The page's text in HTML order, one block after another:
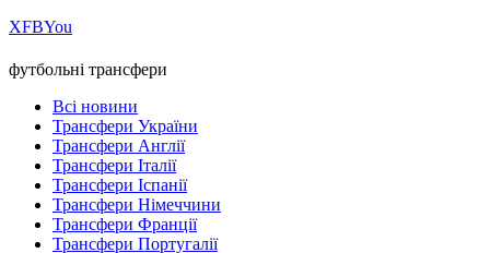
ХFBYou
футбольні трансфери
Всі новини
Трансфери України
Трансфери Англії
Трансфери Італії
Трансфери Іспанії
Трансфери Німеччини
Трансфери Франції
Трансфери Португалії